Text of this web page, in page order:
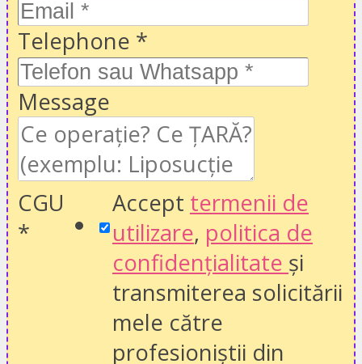
Telephone *
Message
CGU
*
Accept termenii de
utilizare, politica de
confidențialitate și
transmiterea solicitării
mele către
profesioniștii din